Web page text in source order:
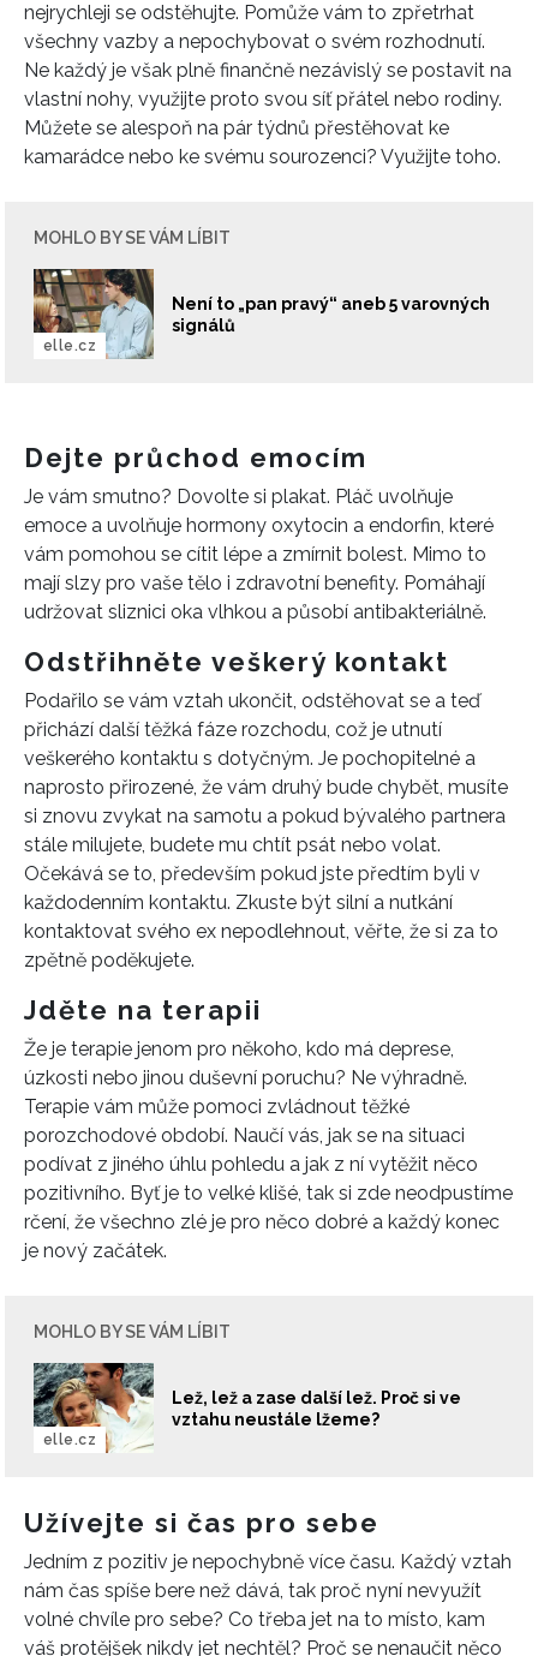
nejrychleji se odstěhujte. Pomůže vám to zpřetrhat
všechny vazby a nepochybovat o svém rozhodnutí.
Ne každý je však plně finančně nezávislý se postavit na
vlastní nohy, využijte proto svou síť přátel nebo rodiny.
Můžete se alespoň na pár týdnů přestěhovat ke
kamarádce nebo ke svému sourozenci? Využijte toho.
MOHLO BY SE VÁM LÍBIT
Není to „pan pravý“ aneb 5 varovných
signálů
elle.cz
Dejte průchod emocím
Je vám smutno? Dovolte si plakat. Pláč uvolňuje
emoce a uvolňuje hormony oxytocin a endorfin, které
vám pomohou se cítit lépe a zmírnit bolest. Mimo to
mají slzy pro vaše tělo i zdravotní benefity. Pomáhají
udržovat sliznici oka vlhkou a působí antibakteriálně.
Odstřihněte veškerý kontakt
Podařilo se vám vztah ukončit, odstěhovat se a teď
přichází další těžká fáze rozchodu, což je utnutí
veškerého kontaktu s dotyčným. Je pochopitelné a
naprosto přirozené, že vám druhý bude chybět, musíte
si znovu zvykat na samotu a pokud bývalého partnera
stále milujete, budete mu chtít psát nebo volat.
Očekává se to, především pokud jste předtím byli v
každodenním kontaktu. Zkuste být silní a nutkání
kontaktovat svého ex nepodlehnout, věřte, že si za to
zpětně poděkujete.
Jděte na terapii
Že je terapie jenom pro někoho, kdo má deprese,
úzkosti nebo jinou duševní poruchu? Ne výhradně.
Terapie vám může pomoci zvládnout těžké
porozchodové období. Naučí vás, jak se na situaci
podívat z jiného úhlu pohledu a jak z ní vytěžit něco
pozitivního. Byť je to velké klišé, tak si zde neodpustíme
rčení, že všechno zlé je pro něco dobré a každý konec
je nový začátek.
MOHLO BY SE VÁM LÍBIT
Lež, lež a zase další lež. Proč si ve
vztahu neustále lžeme?
elle.cz
Užívejte si čas pro sebe
Jedním z pozitiv je nepochybně více času. Každý vztah
nám čas spíše bere než dává, tak proč nyní nevyužít
volné chvíle pro sebe? Co třeba jet na to místo, kam
váš protějšek nikdy jet nechtěl? Proč se nenaučit něco